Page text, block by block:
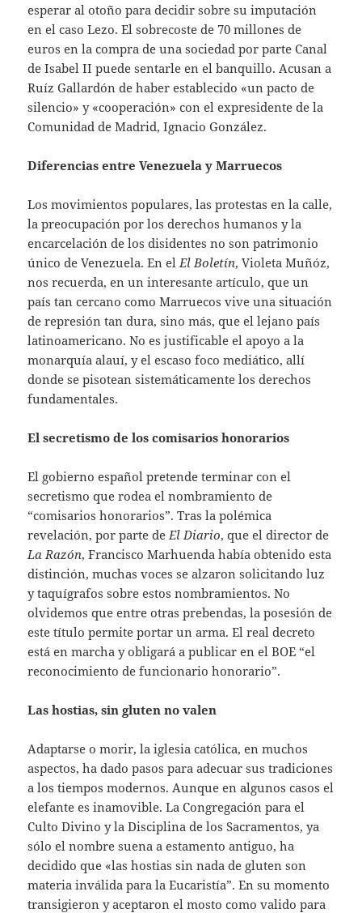
esperar al otoño para decidir sobre su imputación
en el caso Lezo. El sobrecoste de 70 millones de
euros en la compra de una sociedad por parte Canal
de Isabel II puede sentarle en el banquillo. Acusan a
Ruíz Gallardón de haber establecido «un pacto de
silencio» y «cooperación» con el expresidente de la
Comunidad de Madrid, Ignacio González.
Diferencias entre Venezuela y Marruecos
Los movimientos populares, las protestas en la calle,
la preocupación por los derechos humanos y la
encarcelación de los disidentes no son patrimonio
único de Venezuela. En elEl Boletín, Violeta Muñóz,
nos recuerda, en un interesante artículo, que un
país tan cercano como Marruecos vive una situación
de represión tan dura, sino más, que el lejano país
latinoamericano. No es justificable el apoyo a la
monarquía alauí, y el escaso foco mediático, allí
donde se pisotean sistemáticamente los derechos
fundamentales.
El secretismo de los comisarios honorarios
El gobierno español pretende terminar con el
secretismo que rodea el nombramiento de
“comisarios honorarios”. Tras la polémica
revelación, por parte deEl Diario, que el director de
La Razón, Francisco Marhuenda había obtenido esta
distinción, muchas voces se alzaron solicitando luz
y taquígrafos sobre estos nombramientos. No
olvidemos que entre otras prebendas, la posesión de
este título permite portar un arma. El real decreto
está en marcha y obligará a publicar en el BOE “el
reconocimiento de funcionario honorario”.
Las hostias, sin gluten no valen
Adaptarse o morir, la iglesia católica, en muchos
aspectos, ha dado pasos para adecuar sus tradiciones
a los tiempos modernos. Aunque en algunos casos el
elefante es inamovible. La Congregación para el
Culto Divino y la Disciplina de los Sacramentos, ya
sólo el nombre suena a estamento antiguo, ha
decidido que «las hostias sin nada de gluten son
materia inválida para la Eucaristía”. En su momento
transigieron y aceptaron el mosto como valido para